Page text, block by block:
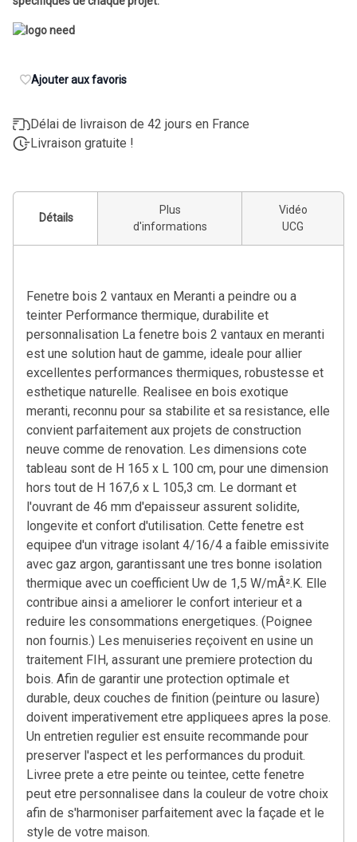
Ajouter aux favoris
Délai de livraison de 42 jours en France
Livraison gratuite !
Détails
Plus
d'informations
Vidéo
UCG
Fenetre bois 2 vantaux en Meranti a peindre ou a
teinter Performance thermique, durabilite et
personnalisation La fenetre bois 2 vantaux en meranti
est une solution haut de gamme, ideale pour allier
excellentes performances thermiques, robustesse et
esthetique naturelle. Realisee en bois exotique
meranti, reconnu pour sa stabilite et sa resistance, elle
convient parfaitement aux projets de construction
neuve comme de renovation. Les dimensions cote
tableau sont de H 165 x L 100 cm, pour une dimension
hors tout de H 167,6 x L 105,3 cm. Le dormant et
l'ouvrant de 46 mm d'epaisseur assurent solidite,
longevite et confort d'utilisation. Cette fenetre est
equipee d'un vitrage isolant 4/16/4 a faible emissivite
avec gaz argon, garantissant une tres bonne isolation
thermique avec un coefficient Uw de 1,5 W/mÂ².K. Elle
contribue ainsi a ameliorer le confort interieur et a
reduire les consommations energetiques. (Poignee
non fournis.) Les menuiseries reçoivent en usine un
traitement FIH, assurant une premiere protection du
bois. Afin de garantir une protection optimale et
durable, deux couches de finition (peinture ou lasure)
doivent imperativement etre appliquees apres la pose.
Un entretien regulier est ensuite recommande pour
preserver l'aspect et les performances du produit.
Livree prete a etre peinte ou teintee, cette fenetre
peut etre personnalisee dans la couleur de votre choix
afin de s'harmoniser parfaitement avec la façade et le
style de votre maison.